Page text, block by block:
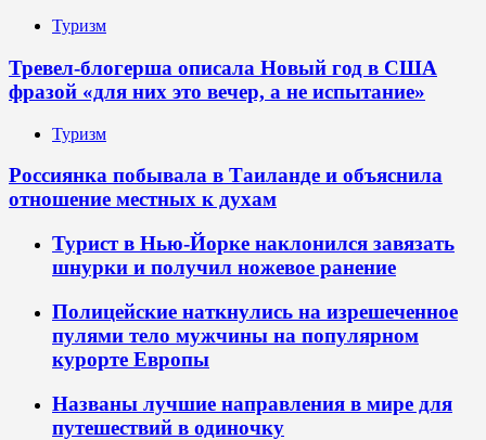
Туризм
Тревел-блогерша описала Новый год в США
фразой «для них это вечер, а не испытание»
Туризм
Россиянка побывала в Таиланде и объяснила
отношение местных к духам
Турист в Нью-Йорке наклонился завязать
шнурки и получил ножевое ранение
Полицейские наткнулись на изрешеченное
пулями тело мужчины на популярном
курорте Европы
Названы лучшие направления в мире для
путешествий в одиночку